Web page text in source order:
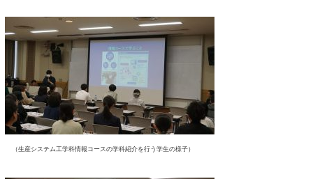
（生産システム工学科情報コースの学科紹介を行う学生の様子）